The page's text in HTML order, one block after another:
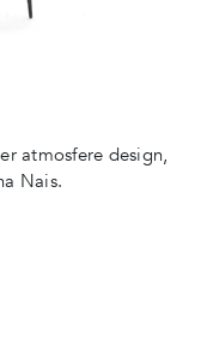
atmosfere design,
Nais.